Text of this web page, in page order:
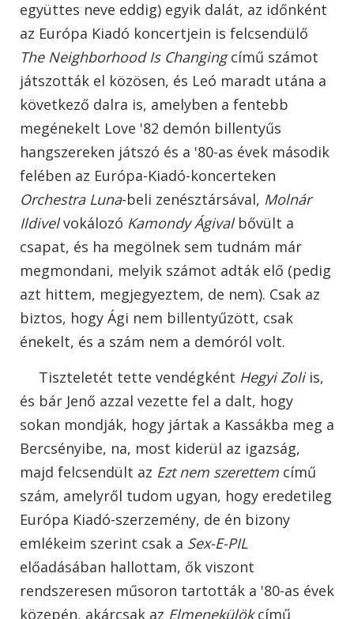
együttes neve eddig) egyik dalát, az időnként
az Európa Kiadó koncertjein is felcsendülő
The Neighborhood Is Changingcímű számot
játszották el közösen, és Leó maradt utána a
következő dalra is, amelyben a fentebb
megénekelt Love '82 demón billentyűs
hangszereken játszó és a '80-as évek második
felében az Európa-Kiadó-koncerteken
Orchestra Luna-beli zenésztársával, Molnár
Ildivelvokálozó Kamondy Ágivalbővült a
csapat, és ha megölnek sem tudnám már
megmondani, melyik számot adták elő (pedig
azt hittem, megjegyeztem, de nem). Csak az
biztos, hogy Ági nem billentyűzött, csak
énekelt, és a szám nem a demóról volt.
Tiszteletét tette vendégként Hegyi Zoliis,
és bár Jenő azzal vezette fel a dalt, hogy
sokan mondják, hogy jártak a Kassákba meg a
Bercsényibe, na, most kiderül az igazság,
majd felcsendült az Ezt nem szerettem című
szám, amelyről tudom ugyan, hogy eredetileg
Európa Kiadó-szerzemény, de én bizony
emlékeim szerint csak a Sex-E-PIL
előadásában hallottam, ők viszont
rendszeresen műsoron tartották a '80-as évek
közepén, akárcsak az Elmenekülökcímű